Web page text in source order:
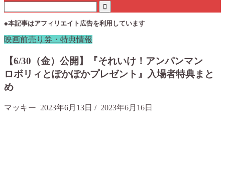
◆本記事はアフィリエイト広告を利用しています
映画前売り券・特典情報
【6/30（金）公開】『それいけ！アンパンマン
ロボリィとぽかぽかプレゼント』入場者特典まと
め
マッキー 2023年6月13日 / 2023年6月16日